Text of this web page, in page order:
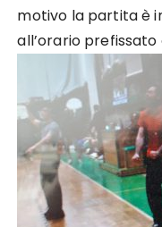
motivo la partita è
all’orario prefissato